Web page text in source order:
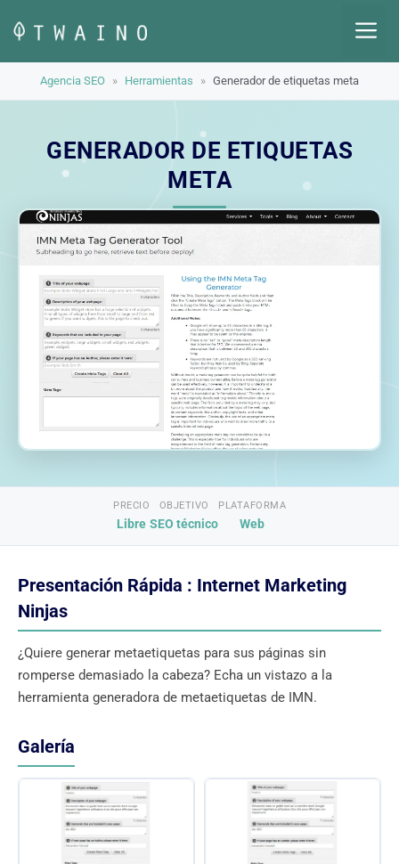
contenido
Agencia SEO » Herramientas » Generador de etiquetas meta
GENERADOR DE ETIQUETAS
META
PRECIO
Libre
OBJETIVO
SEO técnico
PLATAFORMA
Web
Presentación Rápida : Internet Marketing
Ninjas
¿Quiere generar metaetiquetas para sus páginas sin
romperse demasiado la cabeza? Echa un vistazo a la
herramienta generadora de metaetiquetas de IMN.
Galería